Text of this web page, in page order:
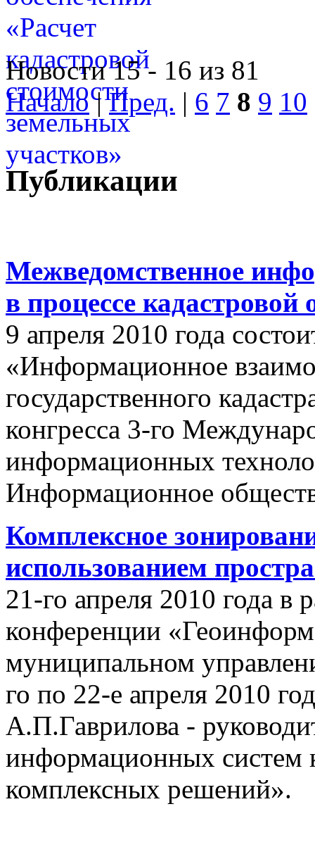
Новости 15 - 16 из 81
Начало|Пред. | 6 7 8 9 10
Публикации
Межведомственное
в процессе
9 апреля 2010 года
«Информационное
государственного
конгресса 3-го
информационных
Информационное
Комплексное
использованием
21-го апреля 2010 года в
конференции
муниципальном
го по 22-е апреля 2010
А.П.Гаврилова -
информационных систем
комплексных решений».